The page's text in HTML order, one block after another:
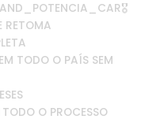
RETOMA
TODO O PAÍS SEM
O PROCESSO